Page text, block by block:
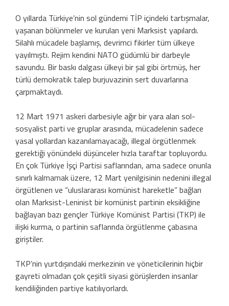
O yıllarda Türkiye’nin sol gündemi TİP içindeki tartışmalar,
yaşanan bölünmeler ve kurulan yeni Marksist yapılardı.
Silahlı mücadele başlamış, devrimci fikirler tüm ülkeye
yayılmıştı. Rejim kendini NATO güdümlü bir darbeyle
savundu. Bir baskı dalgası ülkeyi bir şal gibi örtmüş, her
türlü demokratik talep burjuvazinin sert duvarlarına
çarpmaktaydı.
12 Mart 1971 askeri darbesiyle ağır bir yara alan sol-
sosyalist parti ve gruplar arasında, mücadelenin sadece
yasal yollardan kazanılamayacağı, illegal örgütlenmek
gerektiği yönündeki düşünceler hızla taraftar topluyordu.
En çok Türkiye İşçi Partisi saflarından, ama sadece onunla
sınırlı kalmamak üzere, 12 Mart yenilgisinin nedenini illegal
örgütlenen ve “uluslararası komünist hareketle” bağları
olan Marksist-Leninist bir komünist partinin eksikliğine
bağlayan bazı gençler Türkiye Komünist Partisi (TKP) ile
ilişki kurma, o partinin saflarında örgütlenme çabasına
giriştiler.
TKP’nin yurtdışındaki merkezinin ve yöneticilerinin hiçbir
gayreti olmadan çok çeşitli siyasi görüşlerden insanlar
kendiliğinden partiye katılıyorlardı.